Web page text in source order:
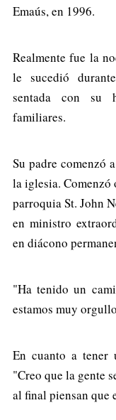
Emaús, en 1996.
Realmente fue la
le sucedió
sentada con su
familiares.
Su padre comenzó
la iglesia. Comenzó
parroquia St. John
en ministro
en diácono
"Ha tenido un
estamos muy
En cuanto a tener
"Creo que la gente
al final piensan que